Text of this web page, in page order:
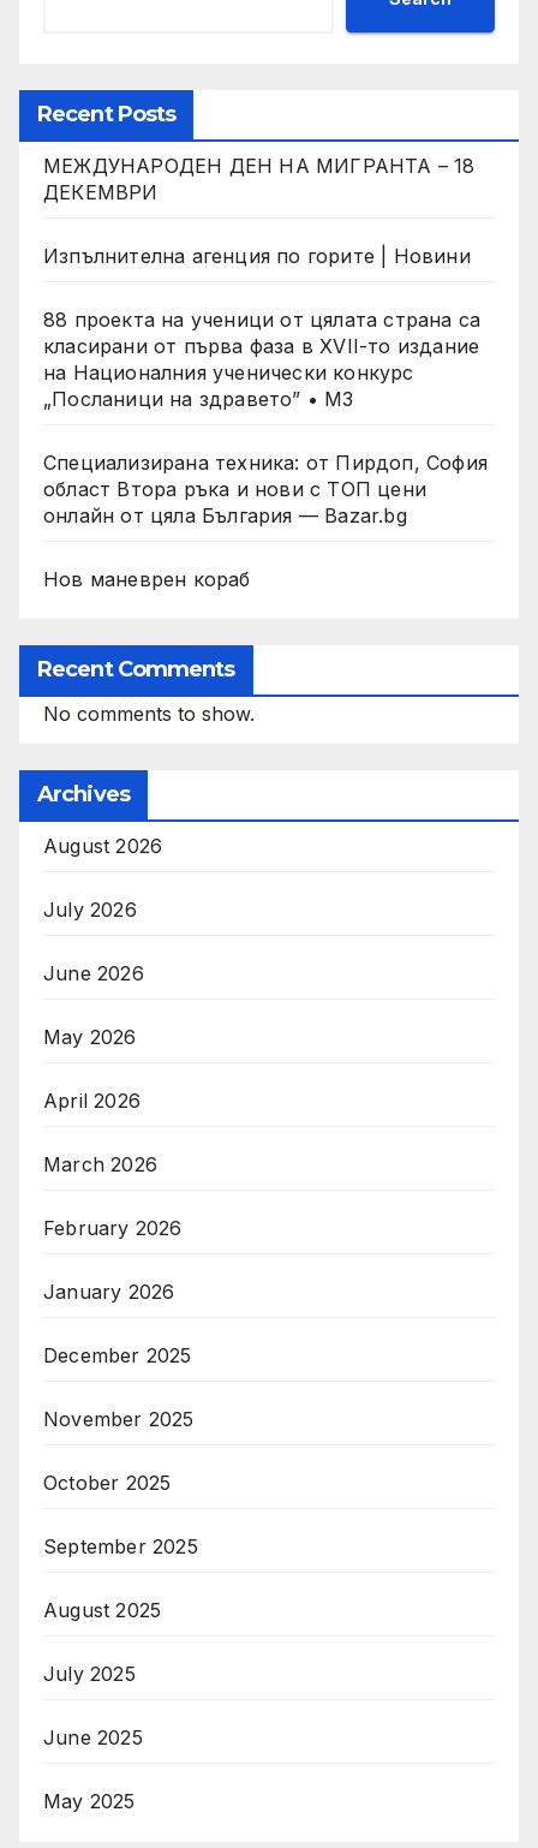
Recent Posts
МЕЖДУНАРОДЕН ДЕН НА МИГРАНТА – 18
ДЕКЕМВРИ
Изпълнителна агенция по горите | Новини
88 проекта на ученици от цялата страна са
класирани от първа фаза в XVII-то издание
на Националния ученически конкурс
„Посланици на здравето” • МЗ
Специализирана техника: от Пирдоп, София
област Втора ръка и нови с ТОП цени
онлайн от цяла България — Bazar.bg
Нов маневрен кораб
Recent Comments
No comments to show.
Archives
August 2026
July 2026
June 2026
May 2026
April 2026
March 2026
February 2026
January 2026
December 2025
November 2025
October 2025
September 2025
August 2025
July 2025
June 2025
May 2025